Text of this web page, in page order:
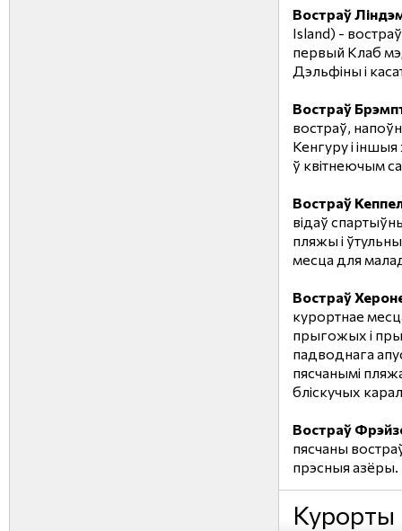
Востраў
Island) - востраў
первый Клаб
Дэльфіны і
Востраў
востраў,
Кенгуру і
ў квітнеючым
Востраў
відаў
пляжы і
месца для
Востраў
курортнае
прыгожых і
падводнага
пясчанымі
бліскучых
Востраў
пясчаны
прэсныя
Курорты